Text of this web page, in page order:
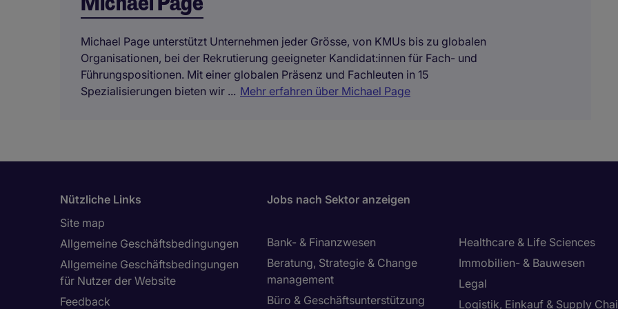
Michael Page unterstützt Unternehmen jeder Grösse, von KMUs bis zu globalen
Organisationen, bei der Rekrutierung geeigneter Kandidat:innen für Fach- und
Führungspositionen. Mit einer globalen Präsenz und Fachleuten in 15
Spezialisierungen bieten wir ... Mehr erfahren über Michael Page
Nützliche Links
Site map
Allgemeine Geschäftsbedingungen
Allgemeine Geschäftsbedingungen
für Nutzer der Website
Feedback
Jobs nach Sektor anzeigen
Bank- & Finanzwesen
Beratung, Strategie & Change
management
Büro & Geschäftsunterstützung
Healthcare & Life Sciences
Immobilien- & Bauwesen
Legal
Logistik, Einkauf & Supply